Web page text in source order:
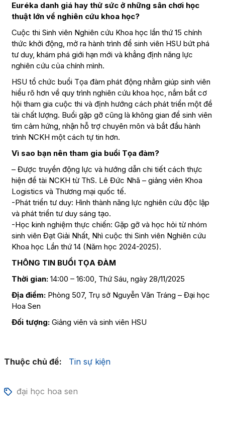
Euréka danh giá hay thử sức ở những sân chơi học
thuật lớn về nghiên cứu khoa học?
Cuộc thi Sinh viên Nghiên cứu Khoa học lần thứ 15 chính
thức khởi động, mở ra hành trình để sinh viên HSU bứt phá
tư duy, khám phá giới hạn mới và khẳng định năng lực
nghiên cứu của chính mình.
HSU tổ chức buổi Tọa đàm phát động nhằm giúp sinh viên
hiểu rõ hơn về quy trình nghiên cứu khoa học, nắm bắt cơ
hội tham gia cuộc thi và định hướng cách phát triển một đề
tài chất lượng. Buổi gặp gỡ cũng là không gian để sinh viên
tìm cảm hứng, nhận hỗ trợ chuyên môn và bắt đầu hành
trình NCKH một cách tự tin hơn.
Vì sao bạn nên tham gia buổi Tọa đàm?
– Được truyền động lực và hướng dẫn chi tiết cách thực
hiện đề tài NCKH từ ThS. Lê Đức Nhã – giảng viên Khoa
Logistics và Thương mại quốc tế.
-Phát triển tư duy: Hình thành năng lực nghiên cứu độc lập
và phát triển tư duy sáng tạo.
-Học kinh nghiệm thực chiến: Gặp gỡ và học hỏi từ nhóm
sinh viên Đạt Giải Nhất, Nhì cuộc thi Sinh viên Nghiên cứu
Khoa học Lần thứ 14 (Năm học 2024-2025).
THÔNG TIN BUỔI TỌA ĐÀM
Thời gian:14:00 – 16:00, Thứ Sáu, ngày 28/11/2025
Địa điểm:Phòng 507, Trụ sở Nguyễn Văn Tráng – Đại học
Hoa Sen
Đối tượng:Giảng viên và sinh viên HSU
Thuộc chủ đề: Tin sự kiện
đại học hoa sen